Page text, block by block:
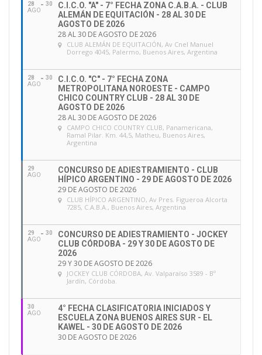
28
AGO
30
C.I.C.O. "A" - 7° FECHA ZONA C.A.B.A. - CLUB
ALEMÁN DE EQUITACIÓN - 28 AL 30 DE
AGOSTO DE 2026
28 AL 30 DE AGOSTO DE 2026
CLUB ALEMÁN DE EQUITACIÓN, Av Cnel Manuel
Dorrego 4045, Palermo, Buenos Aires, Argentina
28
AGO
30
C.I.C.O. "C" - 7° FECHA ZONA
METROPOLITANA NOROESTE - CAMPO
CHICO COUNTRY CLUB - 28 AL 30 DE
AGOSTO DE 2026
28 AL 30 DE AGOSTO DE 2026
CAMPO CHICO COUNTRY CLUB, Panamericana,
Ramal Pilar. Km. 44,5, Matheu, Buenos Aires,
Argentina
29
AGO
CONCURSO DE ADIESTRAMIENTO - CLUB
HÍPICO ARGENTINO - 29 DE AGOSTO DE 2026
29 DE AGOSTO DE 2026
CLUB HÍPICO ARGENTINO, Av Pres. Figueroa Alcorta
7285, C.A.B.A., Buenos Aires, Argentina
29
AGO
30
CONCURSO DE ADIESTRAMIENTO - JOCKEY
CLUB CÓRDOBA - 29 Y 30 DE AGOSTO DE
2026
29 Y 30 DE AGOSTO DE 2026
JOCKEY CLUB CÓRDOBA, Av. Valparaíso 3589 - Bº
Jardín, Córdoba.
30
AGO
4° FECHA CLASIFICATORIA INICIADOS Y
ESCUELA ZONA BUENOS AIRES SUR - EL
KAWEL - 30 DE AGOSTO DE 2026
30 DE AGOSTO DE 2026